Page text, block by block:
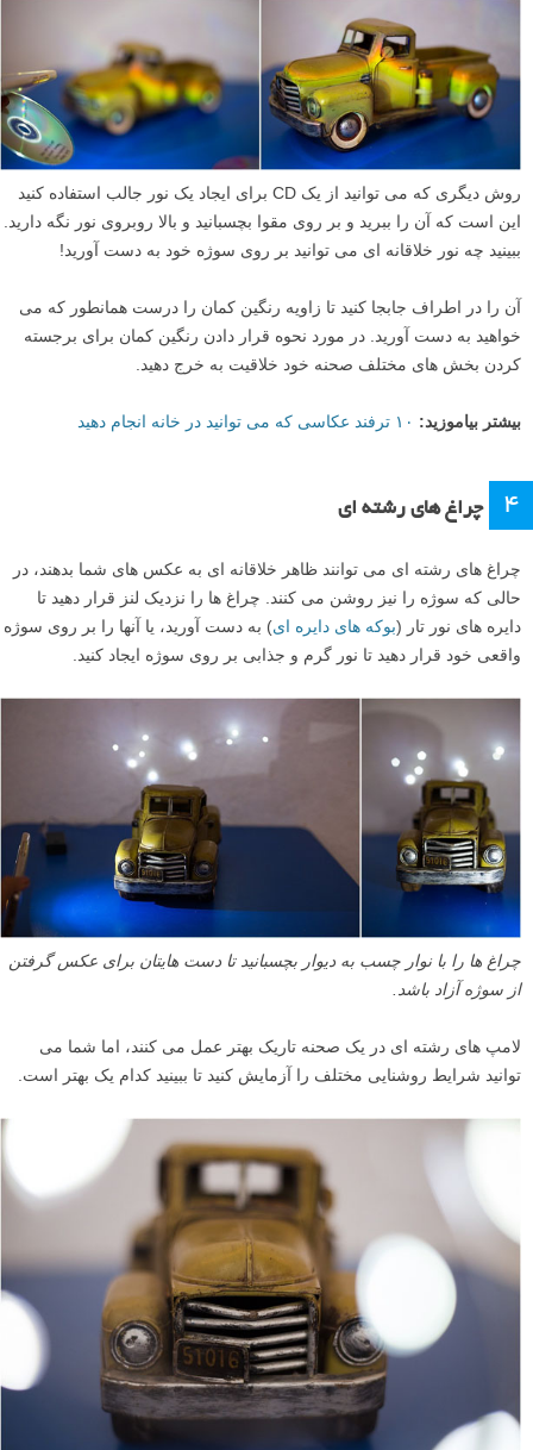
روش دیگری که می توانید از یک CD برای ایجاد یک نور جالب استفاده کنید
این است که آن را ببرید و بر روی مقوا بچسبانید و بالا روبروی نور نگه دارید.
ببینید چه نور خلاقانه ای می توانید بر روی سوژه خود به دست آورید!
آن را در اطراف جابجا کنید تا زاویه رنگین کمان را درست همانطور که می
خواهید به دست آورید. در مورد نحوه قرار دادن رنگین کمان برای برجسته
کردن بخش های مختلف صحنه خود خلاقیت به خرج دهید.
بیشتر بیاموزید: ۱۰ ترفند عکاسی که می توانید در خانه انجام دهید
۴ چراغ های رشته ای
چراغ های رشته ای می توانند ظاهر خلاقانه ای به عکس های شما بدهند، در
حالی که سوژه را نیز روشن می کنند. چراغ ها را نزدیک لنز قرار دهید تا
دایره های نور تار (بوکه های دایره ای) به دست آورید، یا آنها را بر روی سوژه
واقعی خود قرار دهید تا نور گرم و جذابی بر روی سوژه ایجاد کنید.
چراغ ها را با نوار چسب به دیوار بچسبانید تا دست هایتان برای عکس گرفتن
از سوژه آزاد باشد.
لامپ های رشته ای در یک صحنه تاریک بهتر عمل می کنند، اما شما می
توانید شرایط روشنایی مختلف را آزمایش کنید تا ببینید کدام یک بهتر است.